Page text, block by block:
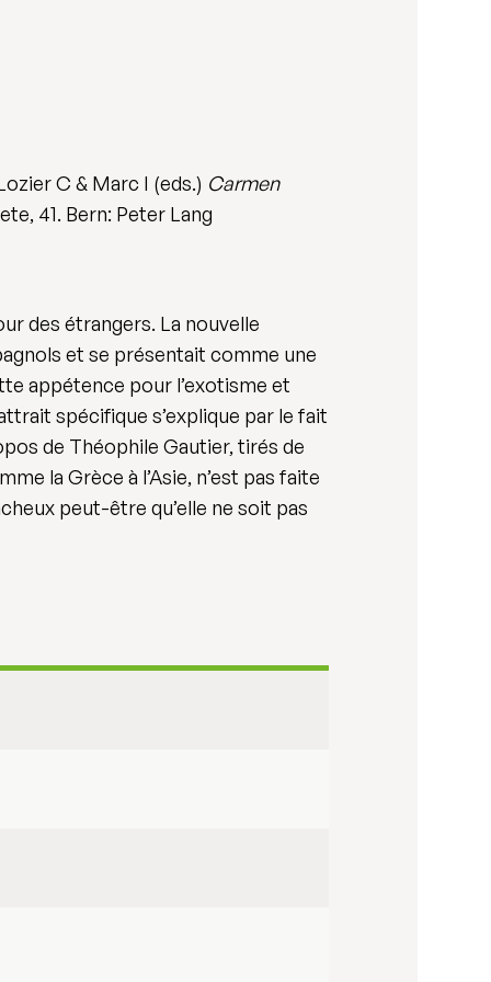
C & Marc I (eds.) Carmen
41. Bern: Peter Lang
des étrangers. La nouvelle
et se présentait comme une
appétence pour l’exotisme et
spécifique s’explique par le fait
de Théophile Gautier, tirés de
la Grèce à l’Asie, n’est pas faite
peut-être qu’elle ne soit pas